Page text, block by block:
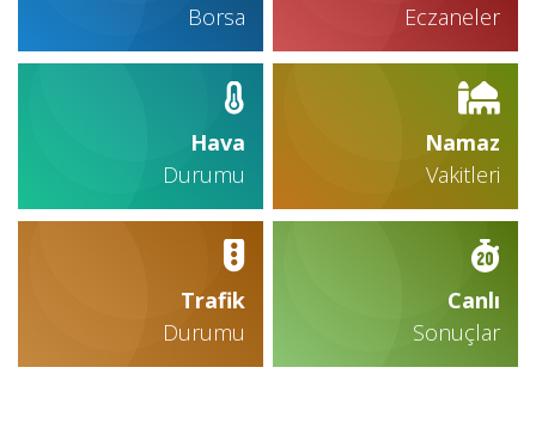
Borsa
Eczaneler
Hava
Durumu
Namaz
Vakitleri
Trafik
Durumu
Canlı
Sonuçlar